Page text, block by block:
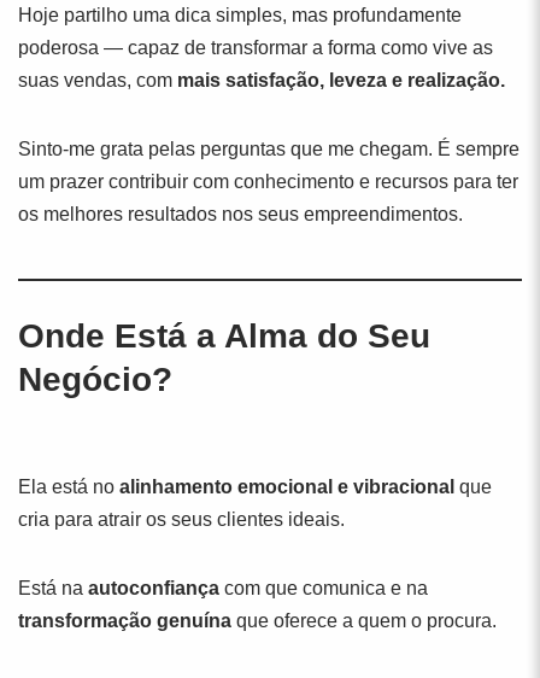
Hoje partilho uma dica simples, mas profundamente
poderosa — capaz de transformar a forma como vive as
suas vendas, com mais satisfação, leveza e realização.
Sinto-me grata pelas perguntas que me chegam. É sempre
um prazer contribuir com conhecimento e recursos para ter
os melhores resultados nos seus empreendimentos.
Onde Está a Alma do Seu
Negócio?
Ela está no alinhamento emocional e vibracional que
cria para atrair os seus clientes ideais.
Está na autoconfiança com que comunica e na
transformação genuína que oferece a quem o procura.